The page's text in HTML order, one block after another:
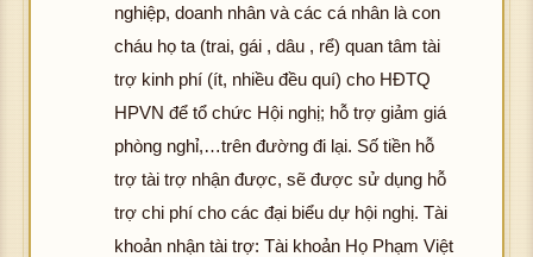
nghiệp, doanh nhân và các cá nhân là con
cháu họ ta (trai, gái , dâu , rể) quan tâm tài
trợ kinh phí (ít, nhiều đều quí) cho HĐTQ
HPVN để tổ chức Hội nghị; hỗ trợ giảm giá
phòng nghỉ,…trên đường đi lại. Số tiền hỗ
trợ tài trợ nhận được, sẽ được sử dụng hỗ
trợ chi phí cho các đại biểu dự hội nghị. Tài
khoản nhận tài trợ: Tài khoản Họ Phạm Việt